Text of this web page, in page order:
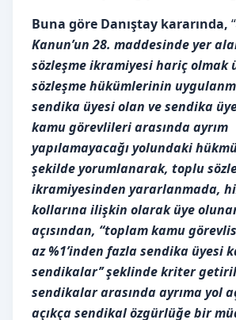
Buna göre Danıştay kararında, “
Kanun’un 28. maddesinde yer
sözleşme ikramiyesi hariç olmak
sözleşme hükümlerinin
sendika üyesi olan ve sendika
kamu görevlileri arasında ayrım
yapılamayacağı yolundaki
şekilde yorumlanarak, toplu
ikramiyesinden yararlanmada,
kollarına ilişkin olarak üye
açısından, “toplam kamu
az %1’inden fazla sendika üyesi
sendikalar’’ şeklinde kriter
sendikalar arasında ayrıma yol
açıkça sendikal özgürlüğe bir